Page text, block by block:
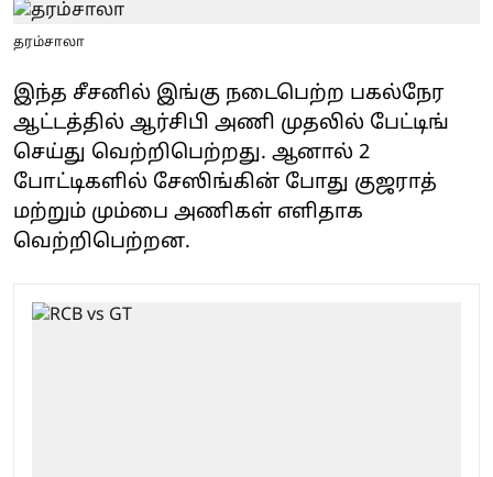
தரம்சாலா
இந்த சீசனில் இங்கு நடைபெற்ற பகல்நேர
ஆட்டத்தில் ஆர்சிபி அணி முதலில் பேட்டிங்
செய்து வெற்றிபெற்றது. ஆனால் 2
போட்டிகளில் சேஸிங்கின் போது குஜராத்
மற்றும் மும்பை அணிகள் எளிதாக
வெற்றிபெற்றன.